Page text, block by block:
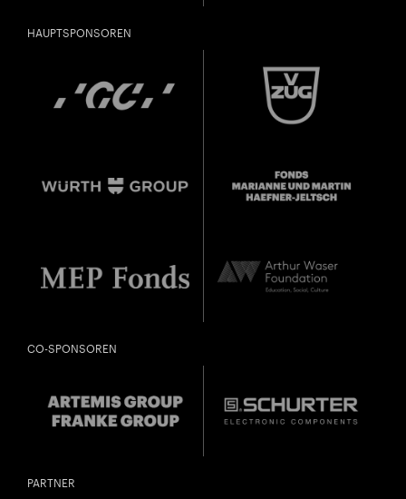
HAUPTSPONSOREN
CO-SPONSOREN
PARTNER